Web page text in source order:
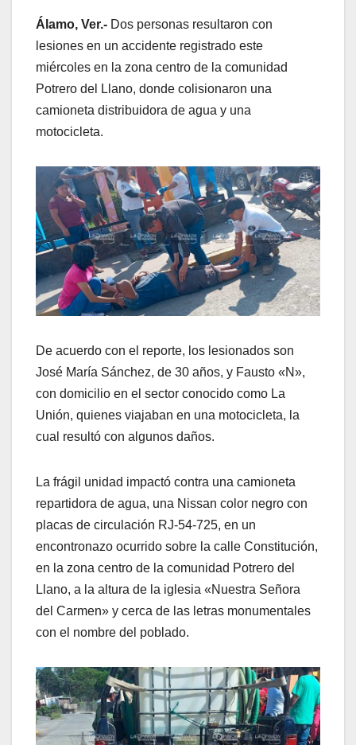
Álamo, Ver.- Dos personas resultaron con
lesiones en un accidente registrado este
miércoles en la zona centro de la comunidad
Potrero del Llano, donde colisionaron una
camioneta distribuidora de agua y una
motocicleta.
De acuerdo con el reporte, los lesionados son
José María Sánchez, de 30 años, y Fausto «N»,
con domicilio en el sector conocido como La
Unión, quienes viajaban en una motocicleta, la
cual resultó con algunos daños.
La frágil unidad impactó contra una camioneta
repartidora de agua, una Nissan color negro con
placas de circulación RJ-54-725, en un
encontronazo ocurrido sobre la calle Constitución,
en la zona centro de la comunidad Potrero del
Llano, a la altura de la iglesia «Nuestra Señora
del Carmen» y cerca de las letras monumentales
con el nombre del poblado.